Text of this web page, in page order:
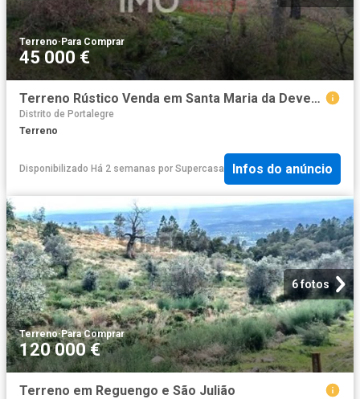
Terreno· Para Comprar
45 000 €
Terreno Rústico Venda em Santa Maria da Devesa,Castelo de Vide
Distrito de Portalegre
Terreno
Disponibilizado Há 2 semanas por Supercasa Infos do anúncio
6 fotos
Terreno·Para Comprar
120 000 €
Terreno em Reguengo e São Julião